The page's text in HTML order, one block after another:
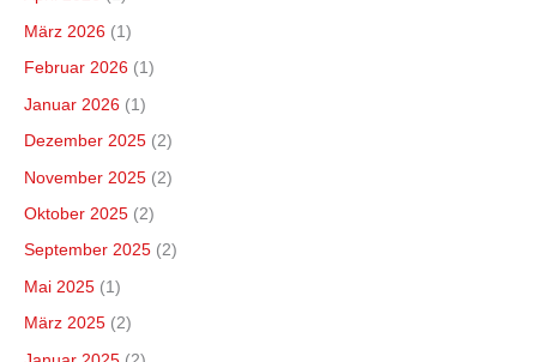
März 2026 (1)
Februar 2026 (1)
Januar 2026 (1)
Dezember 2025 (2)
November 2025 (2)
Oktober 2025 (2)
September 2025 (2)
Mai 2025 (1)
März 2025 (2)